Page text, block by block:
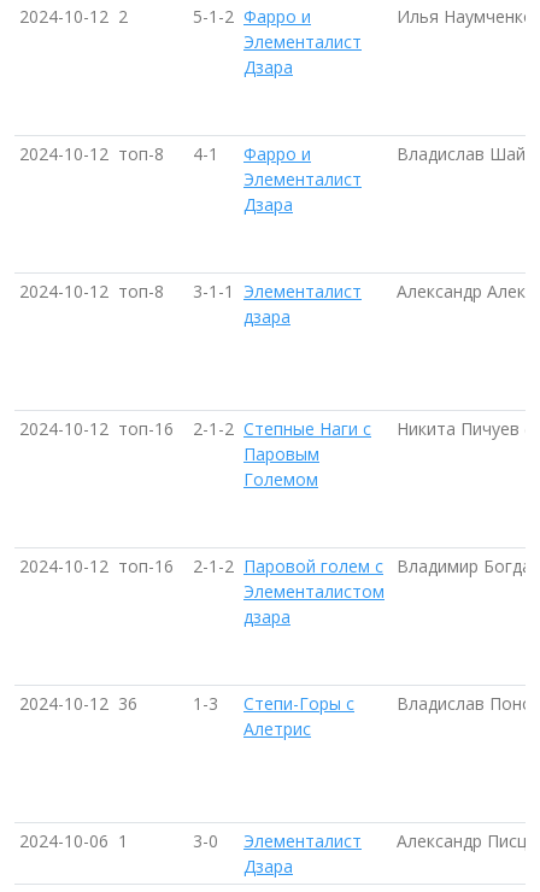
2024-10-12 2 5-1-2 Фарро и
Элементалист
Дзара
Илья Наумченко
2024-10-12 топ-8 4-1
Фарро и
Элементалист
Дзара
Владислав
2024-10-12 топ-8 3-1-1
Элементалист
дзара
Александр
2024-10-12 топ-16 2-1-2 Степные Наги с
Паровым
Големом
Никита Пичуев
2024-10-12 топ-16 2-1-2 Паровой голем с
Элементалистом
дзара
Владимир
2024-10-12 36 1-3
Степи-Горы с
Алетрис
Владислав
2024-10-06 1 3-0
Элементалист
Дзара
Александр